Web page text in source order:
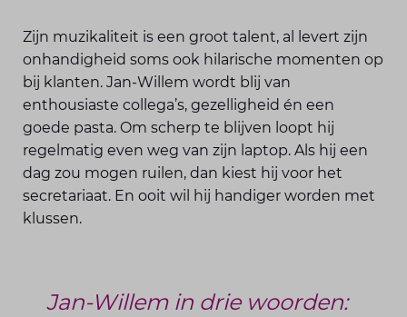
Zijn muzikaliteit is een groot talent, al levert zijn
onhandigheid soms ook hilarische momenten op
bij klanten. Jan-Willem wordt blij van
enthousiaste collega’s, gezelligheid én een
goede pasta. Om scherp te blijven loopt hij
regelmatig even weg van zijn laptop. Als hij een
dag zou mogen ruilen, dan kiest hij voor het
secretariaat. En ooit wil hij handiger worden met
klussen.
Jan-Willem in drie woorden: